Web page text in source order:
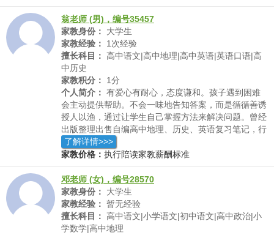
翁老师 (男)，编号35457
家教身份：
大学生
家教经验：
1次经验
擅长科目： 高中语文|高中地理|高中英语|英语口语|高
中历史
家教积分：
1分
个人简介： 有爱心有耐心，态度谦和。孩子遇到困难
会主动提供帮助。不会一味地告知答案，而是循循善诱
授人以渔，通过让学生自己掌握方法来解决问题。曾经
出版整理出售自编高中地理、历史、英语复习笔记，行
销甚远，广受好评。对于高中地理历史英语科目有自己
的独到见解，而不只是照本宣科一味灌输
了解详情>>>
家教价格： 执行陪读家教薪酬标准
邓老师 (女)，编号28570
家教身份：
大学生
家教经验： 暂无经验
擅长科目： 高中语文|小学语文|初中语文|高中政治|小
学数学|高中地理